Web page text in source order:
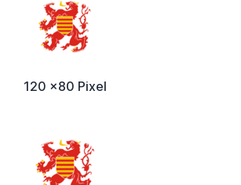
120 x80 Pixel